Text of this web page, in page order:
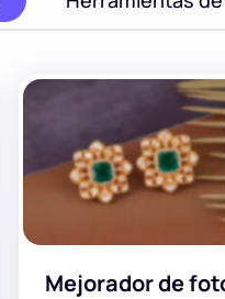
Mejorador de